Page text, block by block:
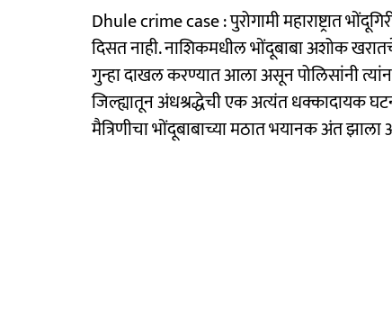
Dhule crime case : पुरोगामी महाराष्ट्रात
दिसत नाही. नाशिकमधील भोंदूबाबा अशोक
गुन्हा दाखल करण्यात आला असून पोलिसांनी
जिल्ह्यातून अंधश्रद्धेची एक अत्यंत धक्कादायक
मैत्रिणीचा भोंदूबाबाच्या मठात भयानक अंत